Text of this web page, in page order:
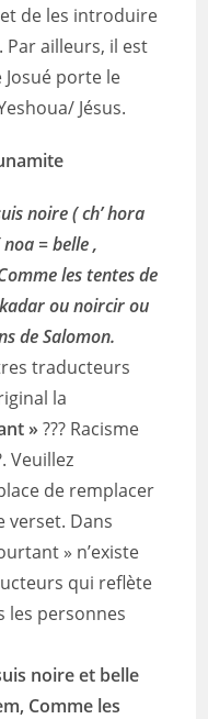
de les introduire
Par ailleurs, il est
porte le
Jésus.
noire ( ch’ hora
= belle ,
les tentes de
ou noircir ou
de Salomon.
traducteurs
la
»??? Racisme
Veuillez
de remplacer
verset. Dans
» n’existe
qui reflète
les personnes
noire et belle
Comme les